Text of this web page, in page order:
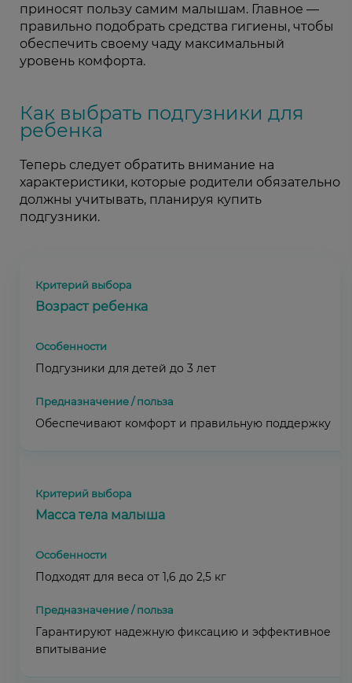
приносят пользу самим малышам. Главное —
правильно подобрать средства гигиены, чтобы
обеспечить своему чаду максимальный
уровень комфорта.
Как выбрать подгузники для
ребенка
Теперь следует обратить внимание на
характеристики, которые родители обязательно
должны учитывать, планируя купить
подгузники.
Возраст ребенка
Подгузники для детей до 3 лет
Обеспечивают комфорт и правильную поддержку
Масса тела малыша
Подходят для веса от 1,6 до 2,5 кг
Гарантируют надежную фиксацию и эффективное
впитывание